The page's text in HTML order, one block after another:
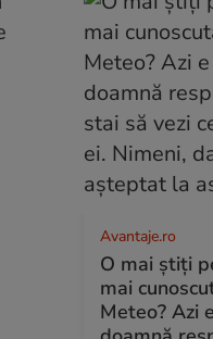
Avantaje.ro
O mai știți
mai
Meteo? Azi